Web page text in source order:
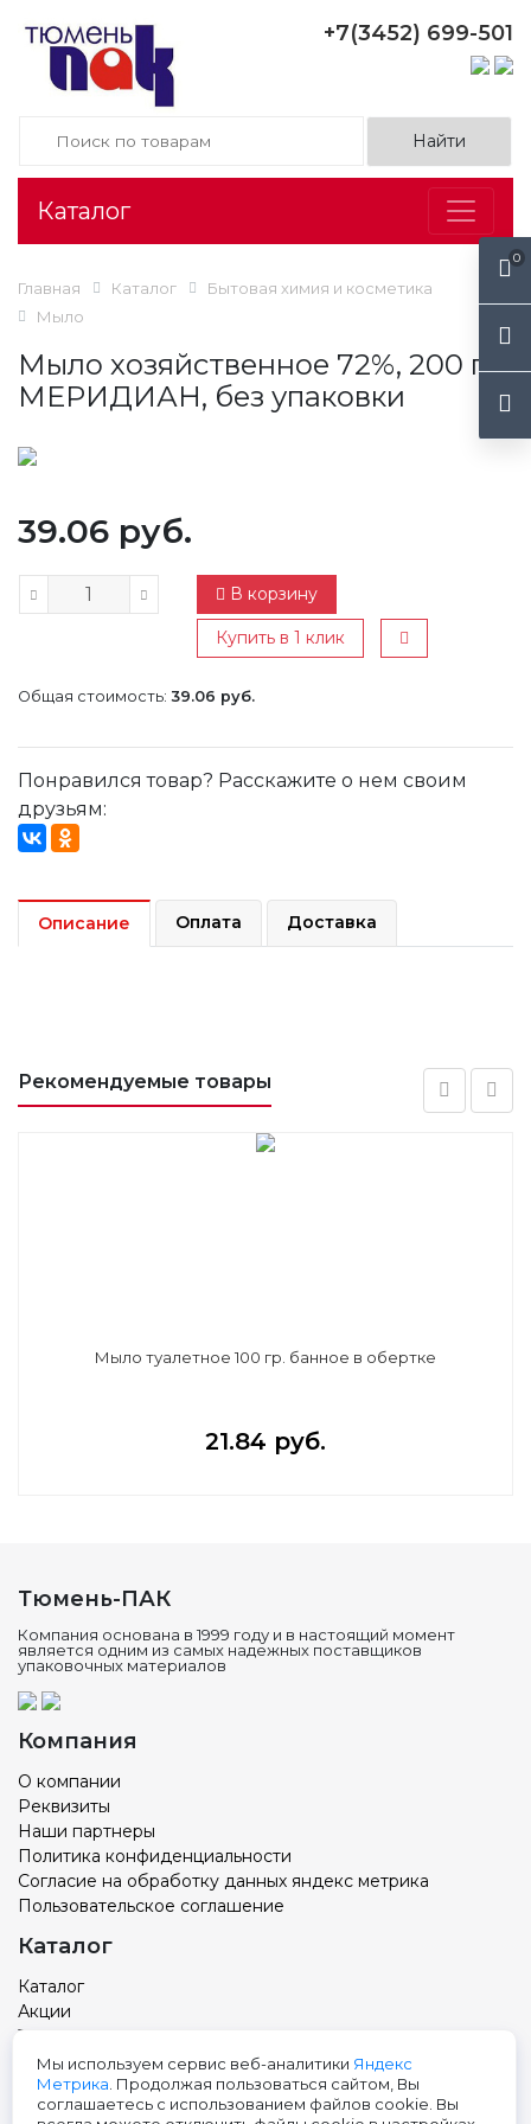
0
+7(3452) 699-501
Каталог
Главная Каталог
Бытовая химия и косметика
Мыло
Мыло хозяйственное 72%, 200 г,
МЕРИДИАН, без упаковки
39.06 руб.
В корзину
Купить в 1 клик
Общая стоимость: 39.06 руб.
Понравился товар? Расскажите о нем своим
друзьям:
Описание Оплата Доставка
Рекомендуемые товары
Мыло туалетное 100 гр. банное в обертке
21.84 руб.
Тюмень-ПАК
Компания основана в 1999 году и в настоящий момент
является одним из самых надежных поставщиков
упаковочных материалов
Компания
О компании
Реквизиты
Наши партнеры
Политика конфиденциальности
Согласие на обработку данных яндекс метрика
Пользовательское соглашение
Каталог
Каталог
Акции
Товар с вашим логотипом
Новости
Контакты
Мы используем сервис веб-аналитики Яндекс
Метрика . Продолжая пользоваться сайтом, Вы
соглашаетесь с использованием файлов cookie. Вы